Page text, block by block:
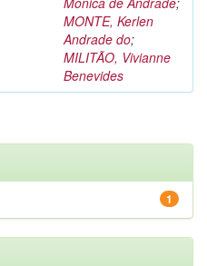
MONTE, Kerlen
Andrade do;
MILITÃO, Vivianne
Benevides
1